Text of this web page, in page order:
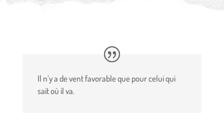
Il n’y a de vent favorable que pour celui qui
sait où il va.